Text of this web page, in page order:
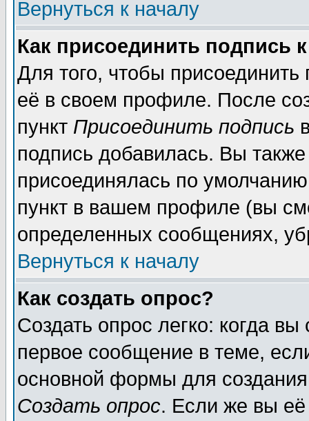
Вернуться к началу
Как присоединить подпись
Для того, чтобы
её в своем профиле. После
пункт Присоединить подпись
подпись добавилась. Вы
присоединялась по
пункт в вашем профиле (вы
определенных сообщениях,
Вернуться к началу
Как создать опрос?
Создать опрос легко: когда
первое сообщение в теме,
основной формы для
Создать опрос. Если же вы её